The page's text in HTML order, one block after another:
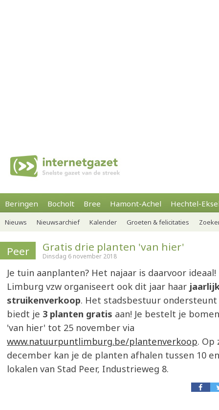
Beringen Bocholt Bree Hamont-Achel Hechtel-
Nieuws Nieuwsarchief Kalender Groeten & felicitaties
Peer Gratis drie planten 'van hier'
Dinsdag 6 november 2018
Je tuin aanplanten? Het najaar is daarvoor
Limburg vzw organiseert ook dit jaar haar
struikenverkoop. Het stadsbestuur
biedt je 3 planten gratis aan! Je bestelt je
'van hier' tot 25 november via
www.natuurpuntlimburg.be/plantenverkoop. Op
december kan je de planten afhalen tussen 10
lokalen van Stad Peer, Industrieweg 8.